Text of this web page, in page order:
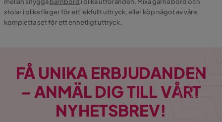
stolar i olika färger för ett lekfullt uttryck, eller köp något av våra
kompletta set för ett enhetligt uttryck.
FÅ UNIKA ERBJUDANDEN
– ANMÄL DIG TILL VÅRT
NYHETSBREV!